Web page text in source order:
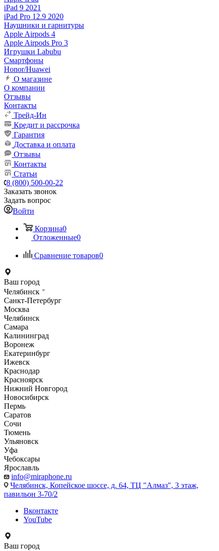
iPad 9 2021
iPad Pro 12.9 2020
Наушники и гарнитуры
Apple Airpods 4
Apple Airpods Pro 3
Игрушки Labubu
Смартфоны
Honor/Huawei
О магазине
О компании
Отзывы
Контакты
Трейд-Ин
Кредит и рассрочка
Гарантия
Доставка и оплата
Отзывы
Контакты
Статьи
8 (800) 500-00-22
Заказать звонок
Задать вопрос
Войти
Корзина0
Отложенные0
Сравнение товаров0
Ваш город
Челябинск
Санкт-Петербург
Москва
Челябинск
Самара
Калининград
Воронеж
Екатеринбург
Ижевск
Краснодар
Красноярск
Нижний Новгород
Новосибирск
Пермь
Саратов
Сочи
Тюмень
Ульяновск
Уфа
Чебоксары
Ярославль
info@miraphone.ru
Челябинск, Копейское шоссе, д. 64, ТЦ "Алмаз", 3 этаж,
павильон 3-70/2
Вконтакте
YouTube
Ваш город